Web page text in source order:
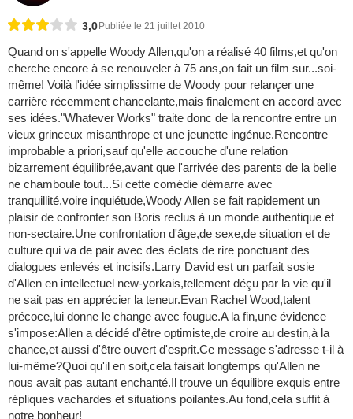
3,0 Publiée le 21 juillet 2010
Quand on s'appelle Woody Allen,qu'on a réalisé 40 films,et qu'on
cherche encore à se renouveler à 75 ans,on fait un film sur...soi-
même! Voilà l'idée simplissime de Woody pour relançer une
carrière récemment chancelante,mais finalement en accord avec
ses idées."Whatever Works" traite donc de la rencontre entre un
vieux grinceux misanthrope et une jeunette ingénue.Rencontre
improbable a priori,sauf qu'elle accouche d'une relation
bizarrement équilibrée,avant que l'arrivée des parents de la belle
ne chamboule tout...Si cette comédie démarre avec
tranquillité,voire inquiétude,Woody Allen se fait rapidement un
plaisir de confronter son Boris reclus à un monde authentique et
non-sectaire.Une confrontation d'âge,de sexe,de situation et de
culture qui va de pair avec des éclats de rire ponctuant des
dialogues enlevés et incisifs.Larry David est un parfait sosie
d'Allen en intellectuel new-yorkais,tellement déçu par la vie qu'il
ne sait pas en apprécier la teneur.Evan Rachel Wood,talent
précoce,lui donne le change avec fougue.A la fin,une évidence
s'impose:Allen a décidé d'être optimiste,de croire au destin,à la
chance,et aussi d'être ouvert d'esprit.Ce message s'adresse t-il à
lui-même?Quoi qu'il en soit,cela faisait longtemps qu'Allen ne
nous avait pas autant enchanté.Il trouve un équilibre exquis entre
répliques vachardes et situations poilantes.Au fond,cela suffit à
notre bonheur!